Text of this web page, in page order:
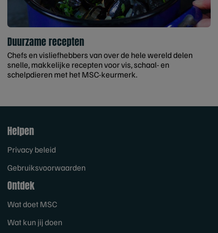
Duurzame recepten
Chefs en visliefhebbers van over de hele wereld delen
snelle, makkelijke recepten voor vis, schaal- en
schelpdieren met het MSC-keurmerk.
Helpen
Privacy beleid
Gebruiksvoorwaarden
Ontdek
Wat doet MSC
Wat kun jij doen